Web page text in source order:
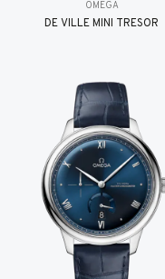
OMEGA
DE VILLE MINI TRÉSOR